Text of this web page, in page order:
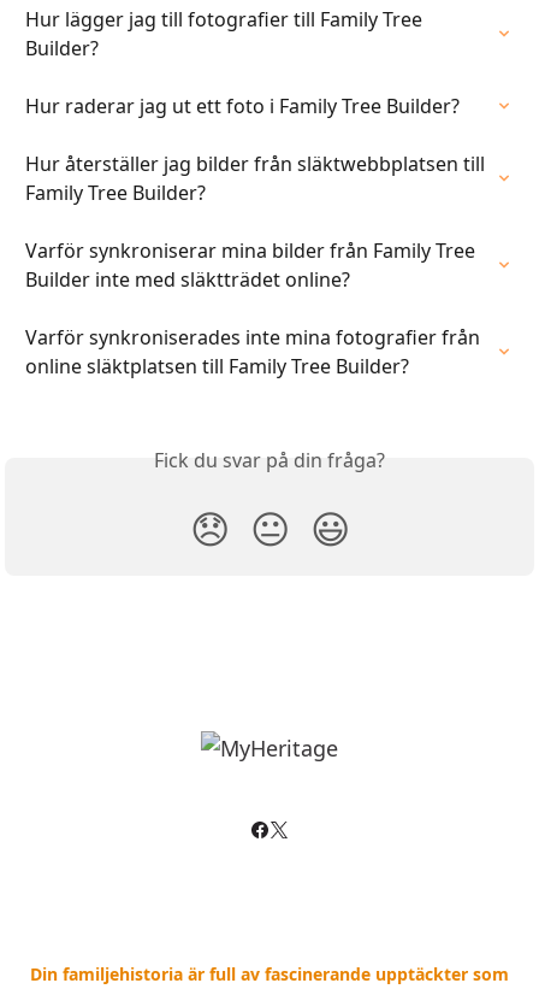
Hur lägger jag till fotografier till Family Tree
Builder?
Hur raderar jag ut ett foto i Family Tree Builder?
Hur återställer jag bilder från släktwebbplatsen till
Family Tree Builder?
Varför synkroniserar mina bilder från Family Tree
Builder inte med släktträdet online?
Varför synkroniserades inte mina fotografier från
online släktplatsen till Family Tree Builder?
Fick du svar på din fråga?
😞 😐 😃
Din familjehistoria är full av fascinerande upptäckter som